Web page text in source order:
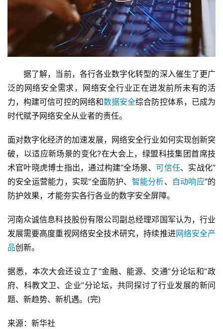
据了解，当前，各行各业数字化转型的深入催生了更广
泛的网络安全需求，网络安全行业正在迸发前所未有的活
力，构建可信可控的网络和数据安全综合防控体系，已成为
时代赋予网络安全从业者的责任。
面对数字化经济的加速发展，网络安全行业如何实现创新突
破，以适应新场景的变化?在大会上，绿盟科技集团首席技
术官叶晓虎博士指出，通过构建“全场景、可信任、实战化”
的安全运营能力，实现“全面防护、 智能分析、 自动响应”的
防护效果，才能夯实各行各业的数字安全屏障。
河南众诚信息科技股份有限公司副总经理邓国军认为，行业
发展需要高度重视网络安全技术研究，持续推进网络安全产
品创新。
据悉，本次大会还设立了“金融、能源、交通”分论坛和“政
府、科教文卫、企业”分论坛，共同探讨了行业发展的新问
题、新趋势、新机遇。(完)
来源：新华社